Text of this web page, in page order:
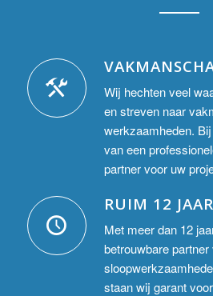
Wij hechten veel
en streven naar
werkzaamheden.
van een
partner voor uw
RUIM 12
Met meer dan 12
betrouwbare partner
staan wij garant